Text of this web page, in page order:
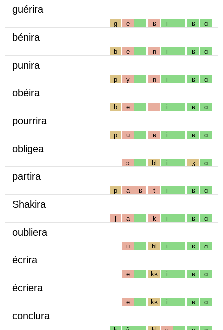
guérira
g e ʁ i ʁ ɑ
bénira
b e n i ʁ ɑ
punira
p y n i ʁ ɑ
obéira
b e i ʁ ɑ
pourrira
p u ʁ i ʁ ɑ
obligea
ɔ bl i ʒ ɑ
partira
p a ʁ t i ʁ ɑ
Shakira
ʃ a k i ʁ ɑ
oubliera
u bl i ʁ ɑ
écrira
e kʁ i ʁ ɑ
écriera
e kʁ i ʁ ɑ
conclura